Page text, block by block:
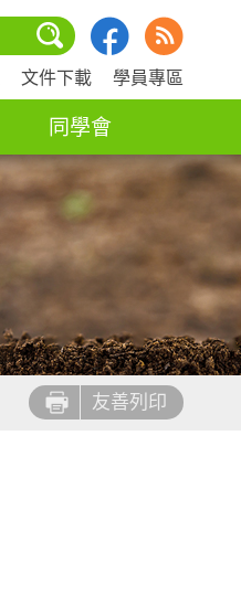
文件下載 學員專區
同學會
友善列印